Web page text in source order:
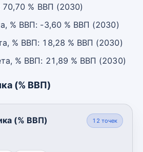
70,70 % ВВП (2030)
% ВВП: -3,60 % ВВП (2030)
% ВВП: 18,28 % ВВП (2030)
% ВВП: 21,89 % ВВП (2030)
(% ВВП)
(% ВВП) 12 точек